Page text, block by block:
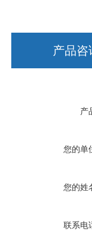
产品咨
产
您的单
您的姓
联系电